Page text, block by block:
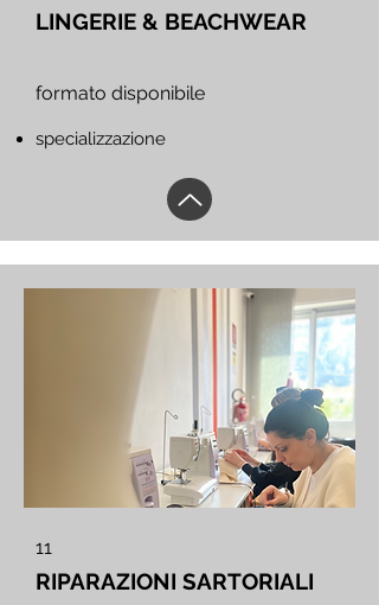
LINGERIE & BEACHWEAR
formato disponibile
specializzazione
11
RIPARAZIONI SARTORIALI